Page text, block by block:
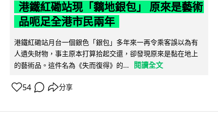
港鐵紅磡站現「黐地銀包」 原來是藝術
品呃足全港市民兩年
港鐵紅磡站月台一個銀色「銀包」多年來一再令乘客誤以為有
人遺失財物，事主原本打算拾起交還，卻發現原來是黏在地上
的藝術品。這件名為《失而復得》的...
閱讀全文
54 分享